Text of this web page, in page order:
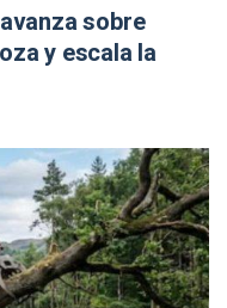
sobre
y escala la